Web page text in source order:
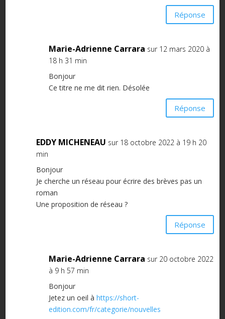
Réponse
Marie-Adrienne Carrara sur 12 mars 2020 à
18 h 31 min
Bonjour
Ce titre ne me dit rien. Désolée
Réponse
EDDY MICHENEAU sur 18 octobre 2022 à 19 h 20
min
Bonjour
Je cherche un réseau pour écrire des brèves pas un
roman
Une proposition de réseau ?
Réponse
Marie-Adrienne Carrara sur 20 octobre 2022
à 9 h 57 min
Bonjour
Jetez un oeil à https://short-
edition.com/fr/categorie/nouvelles